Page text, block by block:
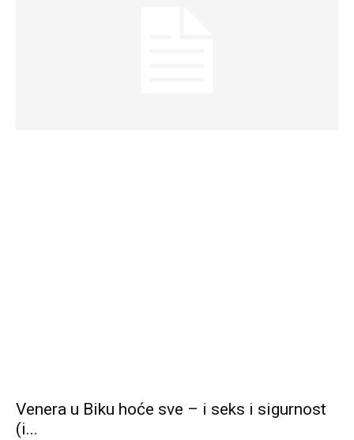
Venera u Biku hoće sve – i seks i sigurnost
(i...